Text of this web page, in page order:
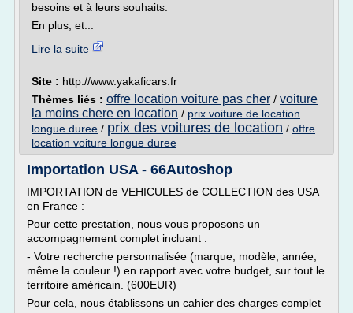
besoins et à leurs souhaits.
En plus, et...
Lire la suite
Site : http://www.yakaficars.fr
Thèmes liés : offre location voiture pas cher / voiture
la moins chere en location / prix voiture de location
longue duree / prix des voitures de location / offre
location voiture longue duree
Importation USA - 66Autoshop
IMPORTATION de VEHICULES de COLLECTION des USA
en France :
Pour cette prestation, nous vous proposons un
accompagnement complet incluant :
- Votre recherche personnalisée (marque, modèle, année,
même la couleur !) en rapport avec votre budget, sur tout le
territoire américain. (600EUR)
Pour cela, nous établissons un cahier des charges complet